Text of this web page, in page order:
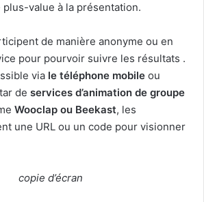
value à la présentation.
de manière anonyme ou en
pour pourvoir suivre les résultats .
via le téléphone mobile ou
de services d’animation de groupe
Wooclap ou Beekast, les
une URL ou un code pour visionner
copie d’écran